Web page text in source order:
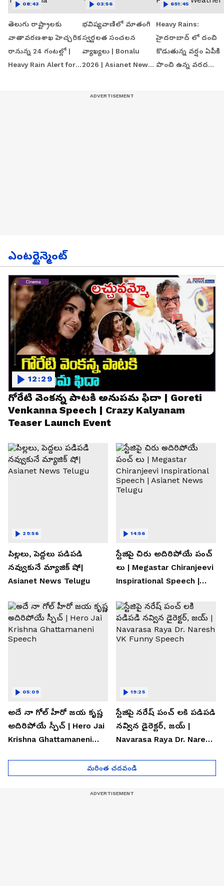
తెలుగు రాష్ట్రాలకు
వాతావరణశాఖ హెచ్చరిక
రానున్న 24 గంటల్లో |
Heavy Rain Alert for
08:43
భవిష్యవాణిలో మాతంగి
స్వర్ణలత సంచలన
వ్యాఖ్యలు | Bonalu
2026 | Asianet News
03:56
Heavy Rains:
హైదరాబాద్ లో దంచి
కొడుతున్న వర్షం ఏపీకి
పొంచి ఉన్న వరద
651:45
ఎంటర్టైన్మెంట్
గోరేటి వెంకన్న పాటకి అనుపమ ఫిదా | Goreti
Venkanna Speech | Crazy Kalyanam
Teaser Launch Event
12:29
పిల్లలు, పెద్దలు పడిపడి
నవ్వుకునే మ్యాజిక్ షో|
Asianet News Telugu
29:56
స్టేజిపై చిరు అదిరిపోయే పంచ్
లు | Megastar Chiranjeevi
Inspirational Speech |
14:56
అదే నా గోల్ హీరో జయ కృష్ణ
అదిరిపోయే స్పీచ్ | Hero Jai
Krishna Ghattamaneni
05:09
స్టేజిపై నరేష్ పంచ్ లకి పడిపడి
నవ్విన డైరెక్టర్, జయ్ |
Navarasa Raya Dr. Naresh
19:25
మరింత చదవండి